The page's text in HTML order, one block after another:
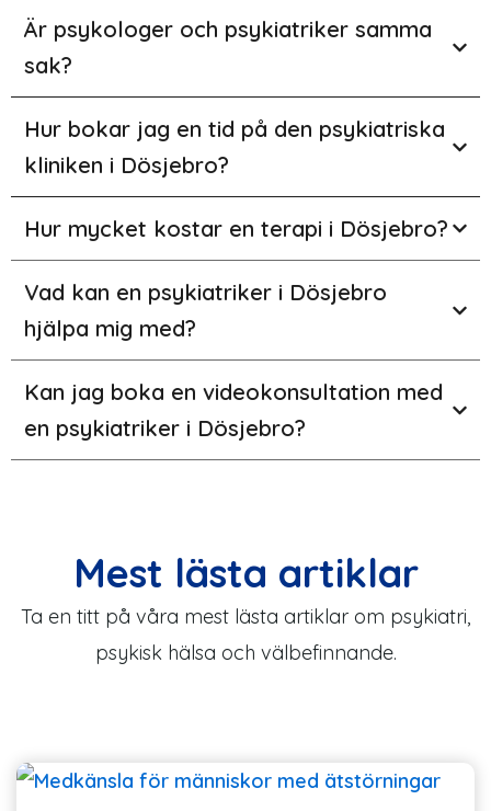
Är psykologer och psykiatriker samma
sak?
Hur bokar jag en tid på den psykiatriska
kliniken i Dösjebro?
Hur mycket kostar en terapi i Dösjebro?
Vad kan en psykiatriker i Dösjebro
hjälpa mig med?
Kan jag boka en videokonsultation med
en psykiatriker i Dösjebro?
Mest lästa artiklar
Ta en titt på våra mest lästa artiklar om psykiatri,
psykisk hälsa och välbefinnande.